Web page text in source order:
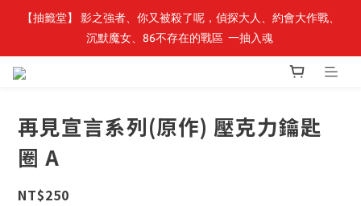
最新開賣🔥「全知讀者視角」 周邊商品
【抽籤堂】 影之強者、你又被殺了呢，偵探大人、約會大作戰、
沉默魔女、86不存在的戰區  一抽入魂
再見宣言系列(原作) 壓克力鑰匙
圈 A
NT$250